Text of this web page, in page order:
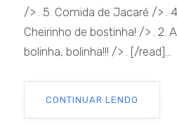
/> . 5. Comida de Jacaré /> .
Cheirinho de bostinha! /> . 2.
bolinha, bolinha!!! /> . [/read]...
CONTINUAR LENDO